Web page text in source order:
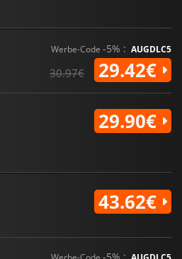
Werbe-Code -5% : AUGDLC5
30.97€ 29.42€
29.90€
43.62€
-5% :